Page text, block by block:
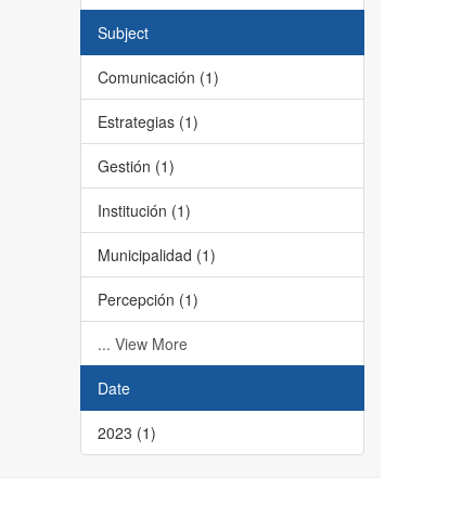
Subject
Comunicación (1)
Estrategias (1)
Gestión (1)
Institución (1)
Municipalidad (1)
Percepción (1)
... View More
Date
2023 (1)